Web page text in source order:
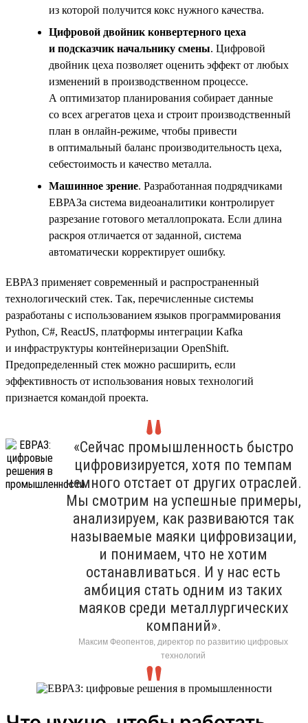
из которой получится кокс нужного качества.
Цифровой двойник конвертерного цеха
и подсказчик начальнику смены. Цифровой
двойник цеха позволяет оценить эффект от любых
изменений в производственном процессе.
А оптимизатор планирования собирает данные
со всех агрегатов цеха и строит производственный
план в онлайн-режиме, чтобы привести
в оптимальный баланс производительность цеха,
себестоимость и качество металла.
Машинное зрение. Разработанная подрядчиками
ЕВРАЗа система видеоаналитики контролирует
разрезание готового металлопроката. Если длина
раскроя отличается от заданной, система
автоматически корректирует ошибку.
ЕВРАЗ применяет современный и распространенный
технологический стек. Так, перечисленные системы
разработаны с использованием языков программирования
Python, С#, ReactJS, платформы интеграции Kafka
и инфраструктуры контейнеризации OpenShift.
Предопределенный стек можно расширить, если
эффективность от использования новых технологий
признается командой проекта.
«Сейчас промышленность быстро
цифровизируется, хотя по темпам
немного отстает от других отраслей.
Мы смотрим на успешные примеры,
анализируем, как развиваются так
называемые маяки цифровизации,
и понимаем, что не хотим
останавливаться. И у нас есть
амбиция стать одним из таких
маяков среди металлургических
компаний».
Максим Феопентов, директор по развитию цифровых
технологий